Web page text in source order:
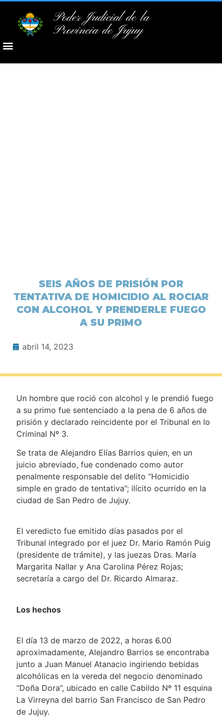
Poder Judicial de la
Provincia de Jujuy
SEIS AÑOS DE PRISIÓN POR
TENTATIVA DE HOMICIDIO AL ROCIAR
CON ALCOHOL Y PRENDERLE FUEGO
A SU PRIMO
abril 14, 2023
Un hombre que roció con alcohol y le prendió fuego
a su primo fue sentenciado a la pena de 6 años de
prisión y declarado reincidente por el Tribunal en lo
Criminal Nº 3.
Se trata de Alejandro Elías Barrios quien, en un
juicio abreviado, fue condenado como autor
penalmente responsable del delito “Homicidio
simple en grado de tentativa”; ilícito ocurrido en la
ciudad de San Pedro de Jujuy.
El veredicto fue emitido días pasados por el
Tribunal integrado por el juez Dr. Mario Ramón Puig
(presidente de trámite), y las juezas Dras. María
Margarita Nallar y Ana Carolina Pérez Rojas;
secretaría a cargo del Dr. Ricardo Almaraz.
Los hechos
El día 13 de marzo de 2022, a horas 6.00
aproximadamente, Alejandro Barrios se encontraba
junto a Juan Manuel Atanacio ingiriendo bebidas
alcohólicas en la vereda del negocio denominado
“Doña Dora”, ubicado en calle Cabildo Nº 11 esquina
La Virreyna del barrio San Francisco de San Pedro
de Jujuy.